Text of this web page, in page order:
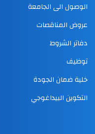
الوصول الى الجامعة
عروض المناقصات
دفاتر الشروط
توظيف
خلية ضمان الجودة
التكوين البيداغوجي